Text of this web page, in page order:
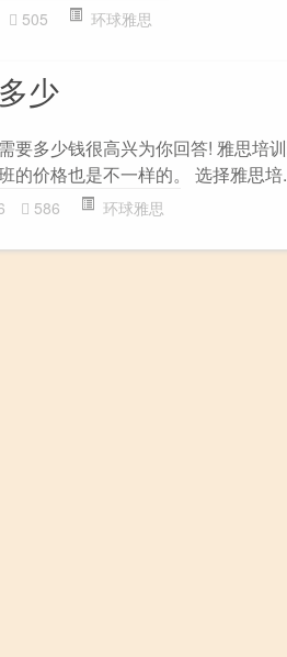
505 环球雅思
少
要多少钱很高兴为你回答! 雅思培
的价格也是不一样的。 选择雅思培
586 环球雅思